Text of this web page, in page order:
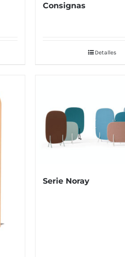
Consignas
Detalles
Serie Noray